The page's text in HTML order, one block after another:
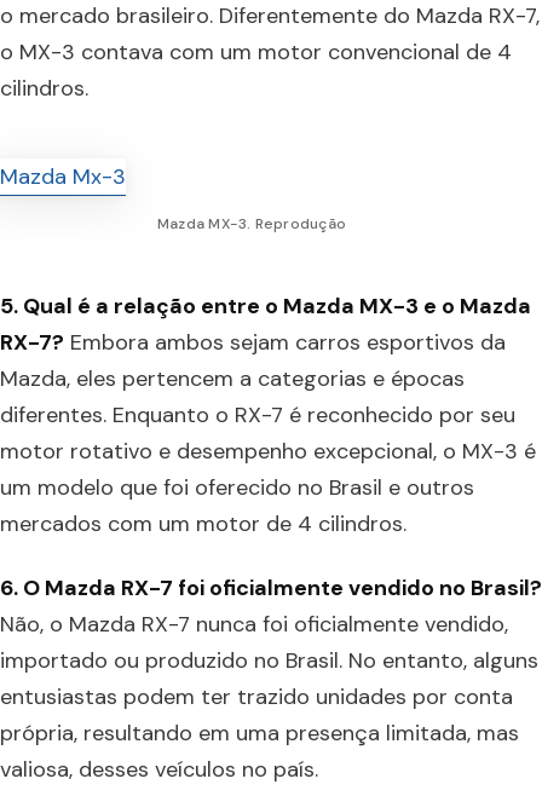
o mercado brasileiro. Diferentemente do Mazda RX-7,
o MX-3 contava com um motor convencional de 4
cilindros.
Mazda MX-3. Reprodução
5. Qual é a relação entre o Mazda MX-3 e o Mazda
RX-7? Embora ambos sejam carros esportivos da
Mazda, eles pertencem a categorias e épocas
diferentes. Enquanto o RX-7 é reconhecido por seu
motor rotativo e desempenho excepcional, o MX-3 é
um modelo que foi oferecido no Brasil e outros
mercados com um motor de 4 cilindros.
6. O Mazda RX-7 foi oficialmente vendido no Brasil?
Não, o Mazda RX-7 nunca foi oficialmente vendido,
importado ou produzido no Brasil. No entanto, alguns
entusiastas podem ter trazido unidades por conta
própria, resultando em uma presença limitada, mas
valiosa, desses veículos no país.